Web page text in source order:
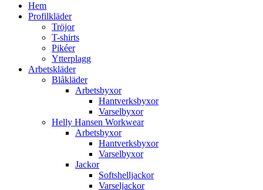
Hem
Profilkläder
Tröjor
T-shirts
Pikéer
Ytterplagg
Arbetskläder
Blåkläder
Arbetsbyxor
Hantverksbyxor
Varselbyxor
Helly Hansen Workwear
Arbetsbyxor
Hantverksbyxor
Varselbyxor
Jackor
Softshelljackor
Varseljackor